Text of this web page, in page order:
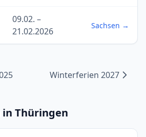
09.02. –
21.02.2026
Sachsen →
Winterferien 2027
Thüringen